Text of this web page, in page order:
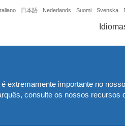
日本語 Nederlands Suomi Svenska
extremamente importante no
consulte os nossos recursos